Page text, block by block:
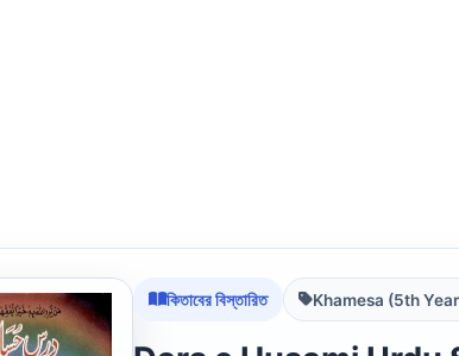
কিতাবের বিস্তারিত